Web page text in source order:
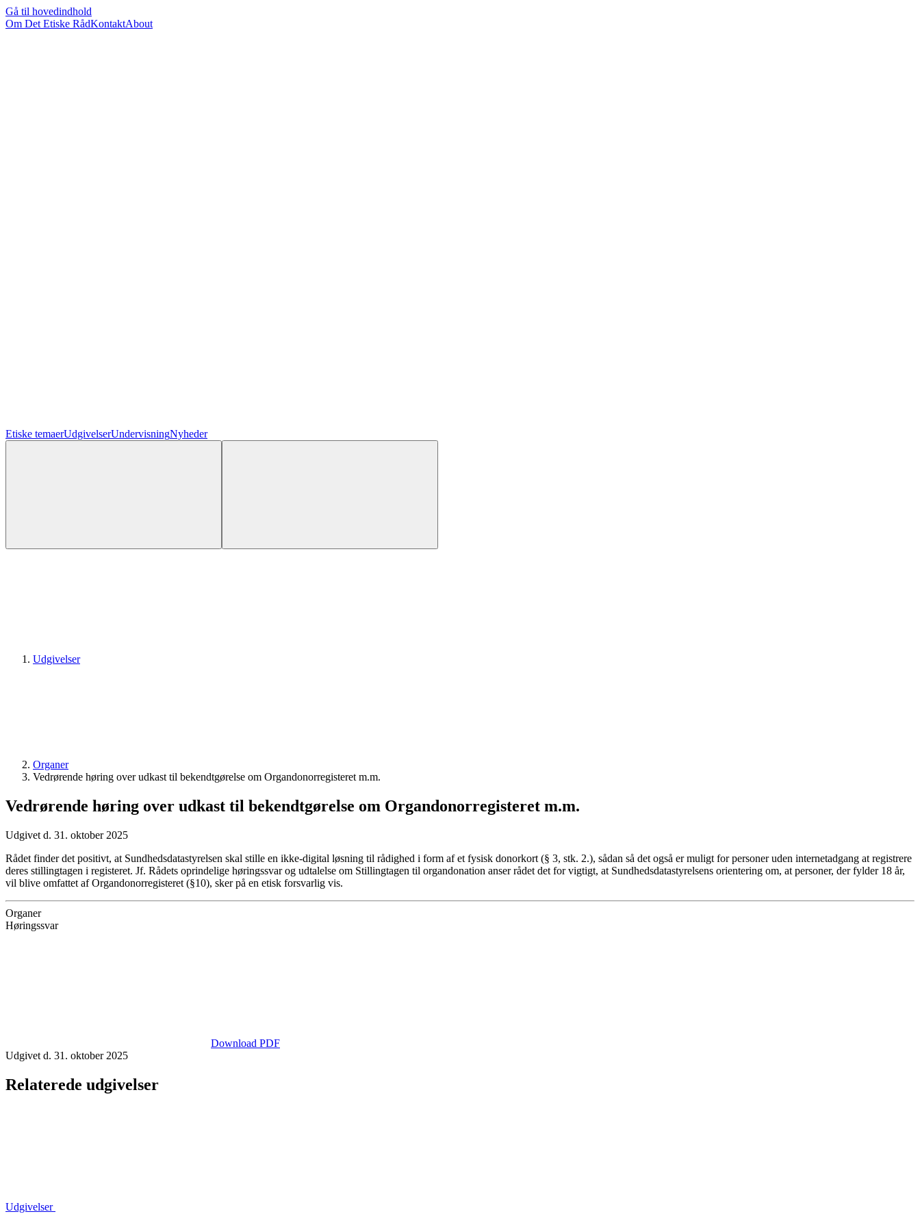
Gå til hovedindhold
Om Det Etiske RådKontaktAbout
Etiske temaerUdgivelserUndervisningNyheder
Udgivelser
Organer
Vedrørende høring over udkast til bekendtgørelse om Organdonorregisteret m.m.
Vedrørende høring over udkast til bekendtgørelse om Organdonorregisteret m.m.
Udgivet d. 31. oktober 2025
Rådet finder det positivt, at Sundhedsdatastyrelsen skal stille en ikke-digital løsning til rådighed i form af et fysisk donorkort (§ 3, stk. 2.), sådan så det også er muligt for personer uden internetadgang at registrere
deres stillingtagen i registeret. Jf. Rådets oprindelige høringssvar og udtalelse om Stillingtagen til organdonation anser rådet det for vigtigt, at Sundhedsdatastyrelsens orientering om, at personer, der fylder 18 år,
vil blive omfattet af Organdonorregisteret (§10), sker på en etisk forsvarlig vis.
Organer
Høringssvar
Download PDF
Udgivet d. 31. oktober 2025
Relaterede udgivelser
Udgivelser